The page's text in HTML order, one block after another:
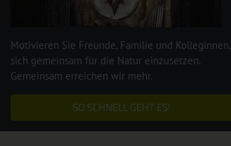
Motivieren Sie Freunde, Familie und Kolleginnen,
sich gemeinsam für die Natur einzusetzen.
Gemeinsam erreichen wir mehr.
SO SCHNELL GEHT ES!